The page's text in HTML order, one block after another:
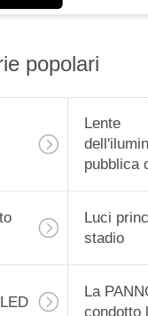
popolari
Lente
pubblica
Luci
stadio
La
condotto